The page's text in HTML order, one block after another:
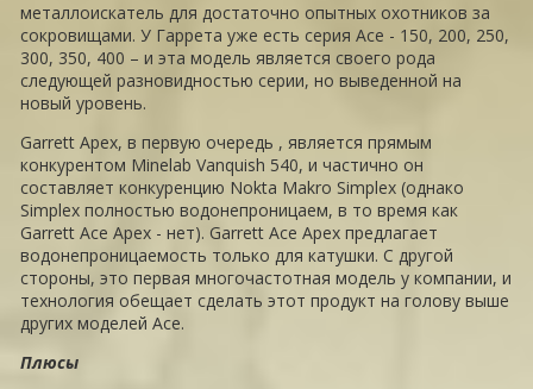
металлоискатель для достаточно опытных охотников за
сокровищами. У Гаррета уже есть серия Ace - 150, 200, 250,
300, 350, 400 – и эта модель является своего рода
следующей разновидностью серии, но выведенной на
новый уровень.
Garrett Apex, в первую очередь , является прямым
конкурентом Minelab Vanquish 540, и частично он
составляет конкуренцию Nokta Makro Simplex (однако
Simplex полностью водонепроницаем, в то время как
Garrett Ace Apex - нет). Garrett Ace Apex предлагает
водонепроницаемость только для катушки. С другой
стороны, это первая многочастотная модель у компании, и
технология обещает сделать этот продукт на голову выше
других моделей Ace.
Плюсы